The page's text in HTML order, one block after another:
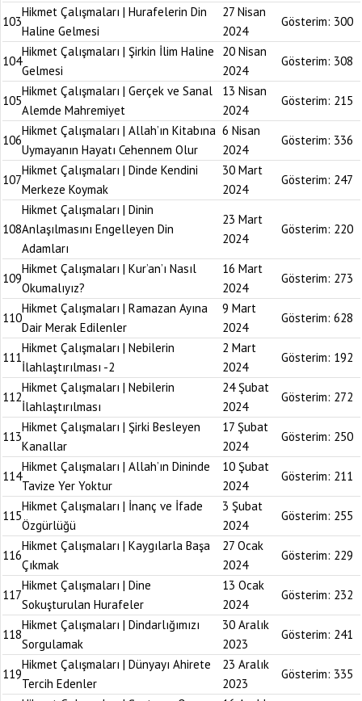
103
Hikmet Çalışmaları | Hurafelerin Din
Haline Gelmesi
27 Nisan
2024
Gösterim: 300
104
Hikmet Çalışmaları | Şirkin İlim Haline
Gelmesi
20 Nisan
2024
Gösterim: 308
105
Hikmet Çalışmaları | Gerçek ve Sanal
Alemde Mahremiyet
13 Nisan
2024
Gösterim: 215
106
Hikmet Çalışmaları | Allah’ın Kitabına
Uymayanın Hayatı Cehennem Olur
6 Nisan
2024
Gösterim: 336
107
Hikmet Çalışmaları | Dinde Kendini
Merkeze Koymak
30 Mart
2024
Gösterim: 247
108
Hikmet Çalışmaları | Dinin
Anlaşılmasını Engelleyen Din
Adamları
23 Mart
2024
Gösterim: 220
109
Hikmet Çalışmaları | Kur’an’ı Nasıl
Okumalıyız?
16 Mart
2024
Gösterim: 273
110
Hikmet Çalışmaları | Ramazan Ayına
Dair Merak Edilenler
9 Mart
2024
Gösterim: 628
111
Hikmet Çalışmaları | Nebilerin
İlahlaştırılması -2
2 Mart
2024
Gösterim: 192
112
Hikmet Çalışmaları | Nebilerin
İlahlaştırılması
24 Şubat
2024
Gösterim: 272
113
Hikmet Çalışmaları | Şirki Besleyen
Kanallar
17 Şubat
2024
Gösterim: 250
114
Hikmet Çalışmaları | Allah’ın Dininde
Tavize Yer Yoktur
10 Şubat
2024
Gösterim: 211
115
Hikmet Çalışmaları | İnanç ve İfade
Özgürlüğü
3 Şubat
2024
Gösterim: 255
116
Hikmet Çalışmaları | Kaygılarla Başa
Çıkmak
27 Ocak
2024
Gösterim: 229
117
Hikmet Çalışmaları | Dine
Sokuşturulan Hurafeler
13 Ocak
2024
Gösterim: 232
118
Hikmet Çalışmaları | Dindarlığımızı
Sorgulamak
30 Aralık
2023
Gösterim: 241
119
Hikmet Çalışmaları | Dünyayı Ahirete
Tercih Edenler
23 Aralık
2023
Gösterim: 335